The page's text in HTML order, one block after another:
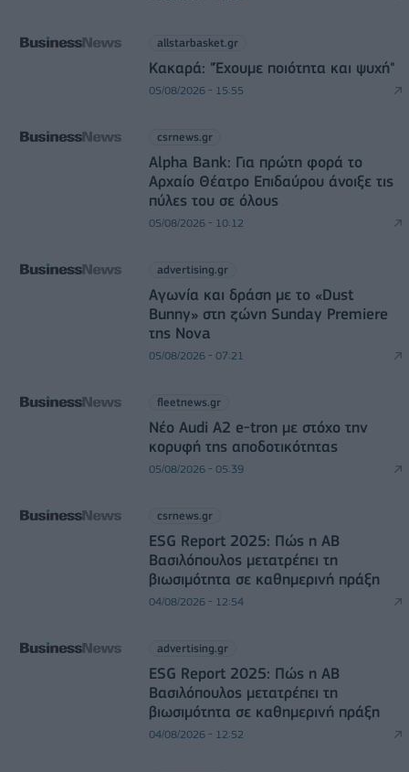
allstarbasket.gr
Κακαρά: "Έχουμε ποιότητα και ψυχή"
05/08/2026 - 15:55
csrnews.gr
Alpha Bank: Για πρώτη φορά το
Αρχαίο Θέατρο Επιδαύρου άνοιξε τις
πύλες του σε όλους
05/08/2026 - 10:12
advertising.gr
Αγωνία και δράση με το «Dust
Bunny» στη ζώνη Sunday Premiere
της Nova
05/08/2026 - 07:21
fleetnews.gr
Νέο Audi A2 e-tron με στόχο την
κορυφή της αποδοτικότητας
05/08/2026 - 05:39
csrnews.gr
ESG Report 2025: Πώς η ΑΒ
Βασιλόπουλος μετατρέπει τη
βιωσιμότητα σε καθημερινή πράξη
04/08/2026 - 12:54
advertising.gr
ESG Report 2025: Πώς η ΑΒ
Βασιλόπουλος μετατρέπει τη
βιωσιμότητα σε καθημερινή πράξη
04/08/2026 - 12:52